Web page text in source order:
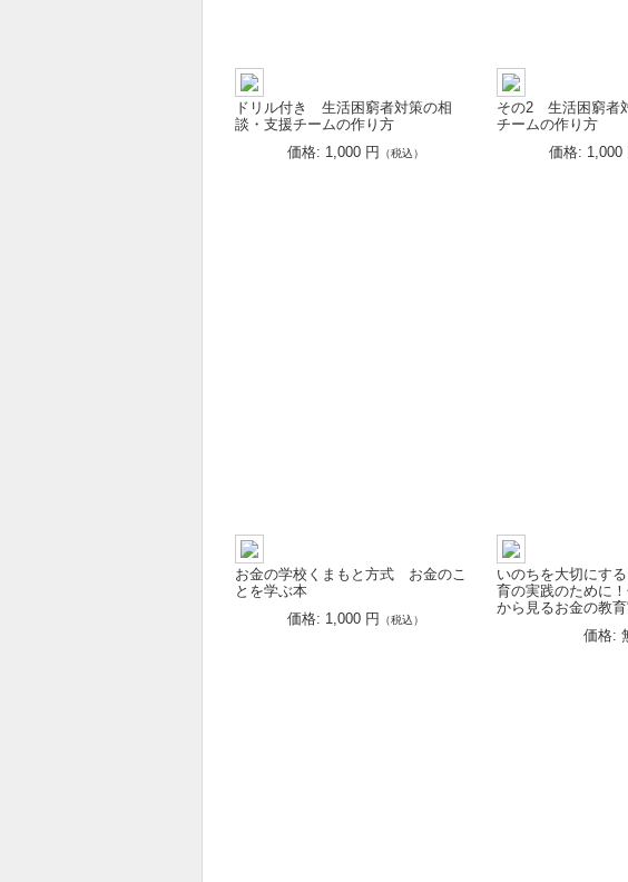
ドリル付き 生活困窮者対策の相
談・支援チームの作り方
価格: 1,000 円
（税込）
その2 生活困窮者
チームの作り方
価格: 1,000
お金の学校くまもと方式 お金のこ
とを学ぶ本
価格: 1,000 円
（税込）
いのちを大切にす
育の実践のために
から見るお金の教
価格: